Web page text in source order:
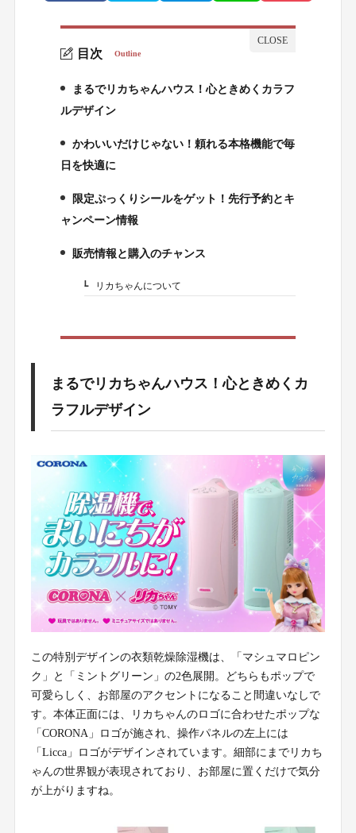
目次 Outline
まるでリカちゃんハウス！心ときめくカラフ
ルデザイン
2.
かわいいだけじゃない！頼れる本格機能で毎
日を快適に
3.
限定ぷっくりシールをゲット！先行予約とキ
ャンペーン情報
4.
販売情報と購入のチャンス
4-1.リカちゃんについて
まるでリカちゃんハウス！心ときめくカ
ラフルデザイン
この特別デザインの衣類乾燥除湿機は、「マシュマロピン
ク」と「ミントグリーン」の2色展開。どちらもポップで
可愛らしく、お部屋のアクセントになること間違いなしで
す。本体正面には、リカちゃんのロゴに合わせたポップな
「CORONA」ロゴが施され、操作パネルの左上には
「Licca」ロゴがデザインされています。細部にまでリカち
ゃんの世界観が表現されており、お部屋に置くだけで気分
が上がりますね。